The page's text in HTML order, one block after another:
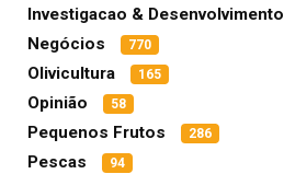
Investigacao & Desenvolvimento
Negócios 770
Olivicultura 165
Opinião 58
Pequenos Frutos 286
Pescas 94